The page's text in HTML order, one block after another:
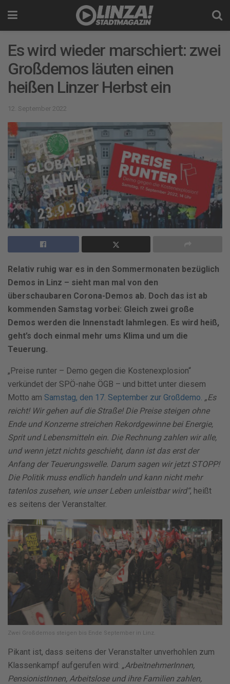
Es wird wieder marschiert: zwei
Großdemos läuten einen
heißen Linzer Herbst ein
12. September 2022
Relativ ruhig war es in den Sommermonaten bezüglich
Demos in Linz – sieht man mal von den
überschaubaren Corona-Demos ab. Doch das ist ab
kommenden Samstag vorbei: Gleich zwei große
Demos werden die Innenstadt lahmlegen. Es wird heiß,
geht’s doch einmal mehr ums Klima und um die
Teuerung.
„Preise runter – Demo gegen die Kostenexplosion“
verkündet der SPÖ-nahe ÖGB – und bittet unter diesem
Motto am Samstag, den 17. September zur Großdemo. „Es
reicht! Wir gehen auf die Straße! Die Preise steigen ohne
Ende und Konzerne streichen Rekordgewinne bei Energie,
Sprit und Lebensmitteln ein. Die Rechnung zahlen wir alle,
und wenn jetzt nichts geschieht, dann ist das erst der
Anfang der Teuerungswelle. Darum sagen wir jetzt STOPP!
Die Politik muss endlich handeln und kann nicht mehr
tatenlos zusehen, wie unser Leben unleistbar wird“, heißt
es seitens der Veranstalter.
Zwei Großdemos steigen bis Ende September in Linz.
Pikant ist, dass seitens der Veranstalter unverhohlen zum
Klassenkampf aufgerufen wird: „ArbeitnehmerInnen,
PensionistInnen, Arbeitslose und ihre Familien zahlen,